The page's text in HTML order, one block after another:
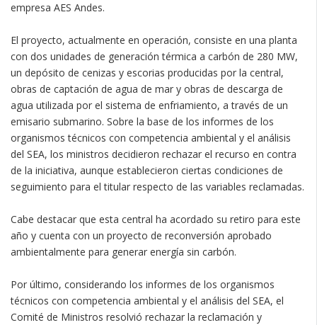
empresa AES Andes.
El proyecto, actualmente en operación, consiste en una planta
con dos unidades de generación térmica a carbón de 280 MW,
un depósito de cenizas y escorias producidas por la central,
obras de captación de agua de mar y obras de descarga de
agua utilizada por el sistema de enfriamiento, a través de un
emisario submarino. Sobre la base de los informes de los
organismos técnicos con competencia ambiental y el análisis
del SEA, los ministros decidieron rechazar el recurso en contra
de la iniciativa, aunque establecieron ciertas condiciones de
seguimiento para el titular respecto de las variables reclamadas.
Cabe destacar que esta central ha acordado su retiro para este
año y cuenta con un proyecto de reconversión aprobado
ambientalmente para generar energía sin carbón.
Por último, considerando los informes de los organismos
técnicos con competencia ambiental y el análisis del SEA, el
Comité de Ministros resolvió rechazar la reclamación y